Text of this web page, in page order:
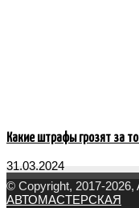
Какие штрафы грозят за
31.03.2024
© Copyright, 2017-
АВТОМАСТЕРСКАЯ